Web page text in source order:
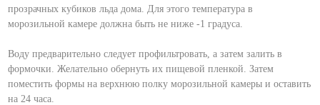
прозрачных кубиков льда дома. Для этого температура в
морозильной камере должна быть не ниже -1 градуса.
Воду предварительно следует профильтровать, а затем залить в
формочки. Желательно обернуть их пищевой пленкой. Затем
поместить формы на верхнюю полку морозильной камеры и оставить
на 24 часа.